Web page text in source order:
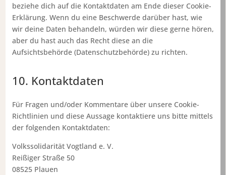
beziehe dich auf die Kontaktdaten am Ende dieser Cookie-
Erklärung. Wenn du eine Beschwerde darüber hast, wie
wir deine Daten behandeln, würden wir diese gerne hören,
aber du hast auch das Recht diese an die
Aufsichtsbehörde (Datenschutzbehörde) zu richten.
10. Kontaktdaten
Für Fragen und/oder Kommentare über unsere Cookie-
Richtlinien und diese Aussage kontaktiere uns bitte mittels
der folgenden Kontaktdaten:
Volkssolidarität Vogtland e. V.
Reißiger Straße 50
08525 Plauen